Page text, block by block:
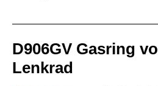
D906GV Gasring
Lenkrad